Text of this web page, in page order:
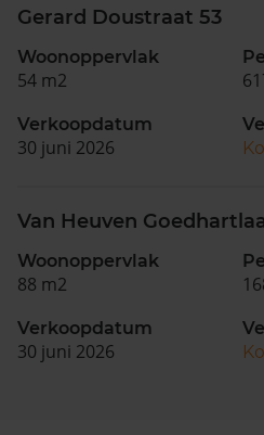
Gerard Doustraat 53
Woonoppervlak
54 m2
Verkoopdatum
30 juni 2026
Van Heuven
Woonoppervlak
88 m2
Verkoopdatum
30 juni 2026